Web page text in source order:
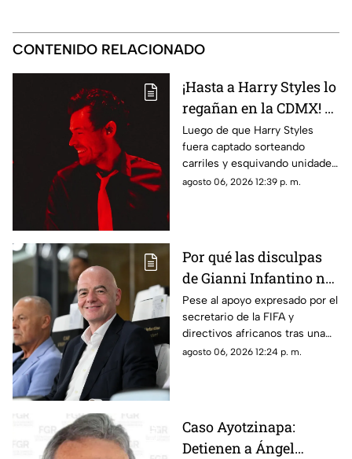
CONTENIDO RELACIONADO
¡Hasta a Harry Styles lo
regañan en la CDMX! El
Metrobús aprovechó
que el cantante salió a
correr por Reforma
para darle un consejo
Luego de que Harry Styles
fuera captado sorteando
carriles y esquivando unidades
de transporte durante sus
agosto 06, 2026 12:39 p. m.
Por qué las disculpas
de Gianni Infantino no
lograron frenar el
posicionamiento de la
UEFA
Pese al apoyo expresado por el
secretario de la FIFA y
directivos africanos tras una
reunión de emergencia, la
agosto 06, 2026 12:24 p. m.
Caso Ayotzinapa:
Detienen a Ángel